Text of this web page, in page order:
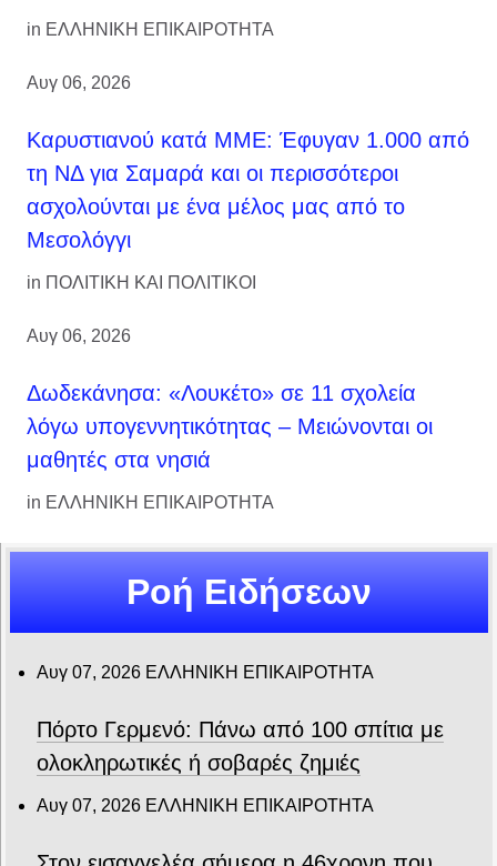
in ΕΛΛΗΝΙΚΗ ΕΠΙΚΑΙΡΟΤΗΤΑ
Αυγ 06, 2026
Καρυστιανού κατά ΜΜΕ: Έφυγαν 1.000 από
τη ΝΔ για Σαμαρά και οι περισσότεροι
ασχολούνται με ένα μέλος μας από το
Μεσολόγγι
in ΠΟΛΙΤΙΚΗ ΚΑΙ ΠΟΛΙΤΙΚΟΙ
Αυγ 06, 2026
Δωδεκάνησα: «Λουκέτο» σε 11 σχολεία
λόγω υπογεννητικότητας – Μειώνονται οι
μαθητές στα νησιά
in ΕΛΛΗΝΙΚΗ ΕΠΙΚΑΙΡΟΤΗΤΑ
Ροή Ειδήσεων
Αυγ 07, 2026 ΕΛΛΗΝΙΚΗ ΕΠΙΚΑΙΡΟΤΗΤΑ
Πόρτο Γερμενό: Πάνω από 100 σπίτια με
ολοκληρωτικές ή σοβαρές ζημιές
Αυγ 07, 2026 ΕΛΛΗΝΙΚΗ ΕΠΙΚΑΙΡΟΤΗΤΑ